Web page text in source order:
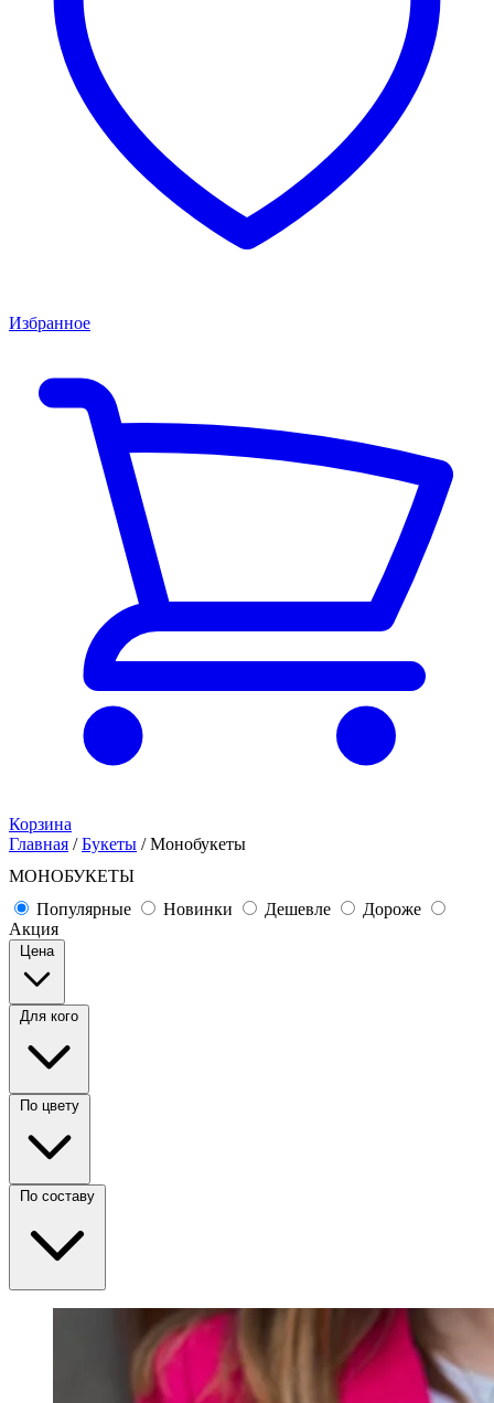
Избранное
Корзина
Главная / Букеты / Монобукеты
МОНОБУКЕТЫ
Популярные
Новинки Дешевле
Дороже
Акция
Цена
Для кого
По цвету
По составу